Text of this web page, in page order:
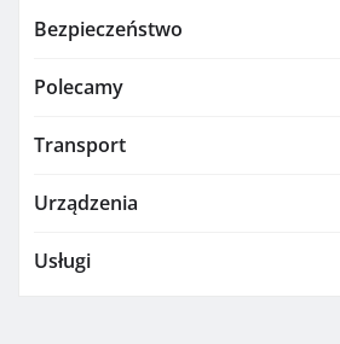
Bezpieczeństwo
Polecamy
Transport
Urządzenia
Usługi